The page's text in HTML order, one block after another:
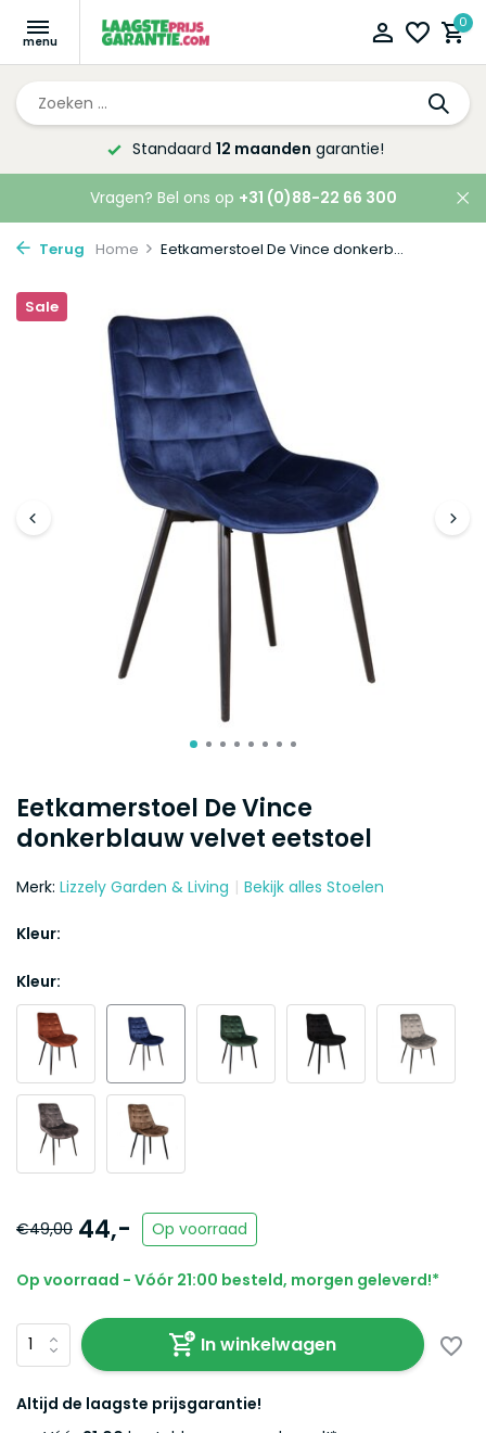
0
garantie! Altijd de laagste
Vragen? Bel ons op +31 (0)88-22 66 300
Terug Home Eetkamerstoel De Vince donkerb...
Eetkamerstoel De Vince
donkerblauw velvet eetstoel
Sale
Merk: Lizzely Garden & Living Bekijk alles Stoelen
Kleur:
Kleur:
€49,00 44,- Op voorraad
Op voorraad - Vóór 21:00 besteld, morgen geleverd!*
In winkelwagen
Altijd de laagste prijsgarantie!